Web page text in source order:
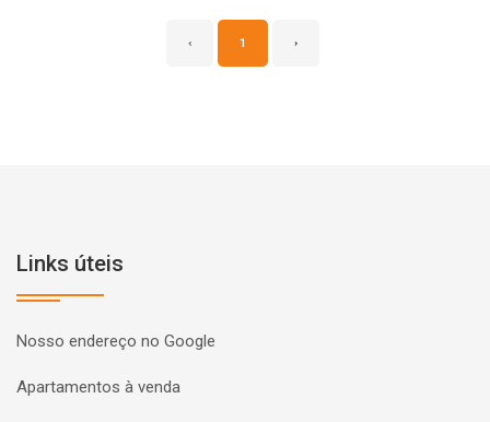
‹ 1 ›
Links úteis
Nosso endereço no Google
Apartamentos à venda